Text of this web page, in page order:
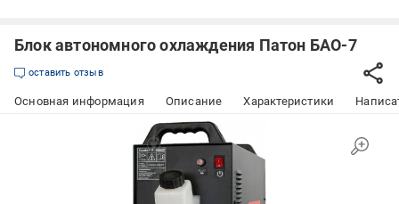
Блок автономного охлаждения Патон БАО-7
оставить отзыв
Основная информация Описание Характеристики